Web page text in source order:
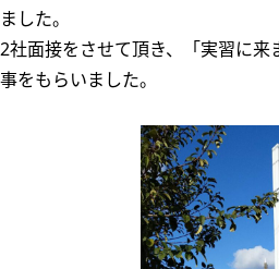
ました。
2社面接をさせて頂き、「実習に
事をもらいました。